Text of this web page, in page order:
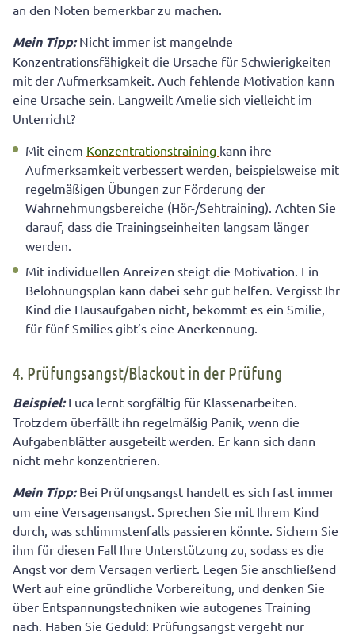
an den Noten bemerkbar zu machen.
Mein Tipp:Nicht immer ist mangelnde
Konzentrationsfähigkeit die Ursache für Schwierigkeiten
mit der Aufmerksamkeit. Auch fehlende Motivation kann
eine Ursache sein. Langweilt Amelie sich vielleicht im
Unterricht?
Mit einem Konzentrationstraining kann ihre
Aufmerksamkeit verbessert werden, beispielsweise mit
regelmäßigen Übungen zur Förderung der
Wahrnehmungsbereiche (Hör-/Sehtraining). Achten Sie
darauf, dass die Trainingseinheiten langsam länger
werden.
Mit individuellen Anreizen steigt die Motivation. Ein
Belohnungsplan kann dabei sehr gut helfen. Vergisst Ihr
Kind die Hausaufgaben nicht, bekommt es ein Smilie,
für fünf Smilies gibt’s eine Anerkennung.
4. Prüfungsangst/Blackout in der Prüfung
Beispiel:Luca lernt sorgfältig für Klassenarbeiten.
Trotzdem überfällt ihn regelmäßig Panik, wenn die
Aufgabenblätter ausgeteilt werden. Er kann sich dann
nicht mehr konzentrieren.
Mein Tipp:Bei Prüfungsangst handelt es sich fast immer
um eine Versagensangst. Sprechen Sie mit Ihrem Kind
durch, was schlimmstenfalls passieren könnte. Sichern Sie
ihm für diesen Fall Ihre Unterstützung zu, sodass es die
Angst vor dem Versagen verliert. Legen Sie anschließend
Wert auf eine gründliche Vorbereitung, und denken Sie
über Entspannungstechniken wie autogenes Training
nach. Haben Sie Geduld: Prüfungsangst vergeht nur